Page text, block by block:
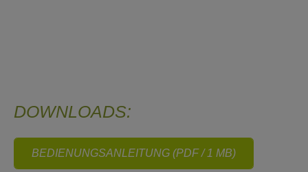
DOWNLOADS:
BEDIENUNGSANLEITUNG (PDF / 1 MB)